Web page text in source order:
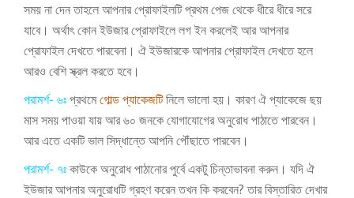
সময় না দেন তাহলে আপনার প্রোফাইলটি প্রথম পেজ থেকে ধীরে ধীরে সরে
যাবে। অর্থাৎ কোন ইউজার প্রোফাইলে লগ ইন করলেই আর আপনার
প্রোফাইল দেখতে পারবেনা। ঐ ইউজারকে আপনার প্রোফাইল দেখতে হলে
আরও বেশি স্ক্রল করতে হবে।
পরামর্শ- ৬ঃপ্রথমেগোল্ড প্যাকেজটিনিলে ভালো হয়। কারণ ঐ প্যাকেজে ছয়
মাস সময় পাওয়া যায় আর ৬০ জনকে যোগাযোগের অনুরোধ পাঠাতে পারবেন।
আর এতে একটি ভাল সিদ্ধান্তে আপনি পৌঁছাতে পারবেন।
পরামর্শ- ৭ঃকাউকে অনুরোধ পাঠানোর পুর্বে একটু চিন্তাভাবনা করুন। যদি ঐ
ইউজার আপনার অনুরোধটি গ্রহণ করেন তখন কি করবেন? তার বিস্তারিত দেখার